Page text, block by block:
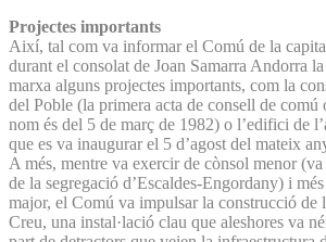
Projectes importants
Així, tal com va informar el Comú de la
durant el consolat de Joan Samarra Andorra
marxa alguns projectes importants, com la
del Poble (la primera acta de consell de comú
nom és del 5 de març de 1982) o l’edifici de
que es va inaugurar el 5 d’agost del mateix
A més, mentre va exercir de cònsol menor
de la segregació d’Escaldes-Engordany) i
major, el Comú va impulsar la construcció de
Creu, una instal·lació clau que aleshores va